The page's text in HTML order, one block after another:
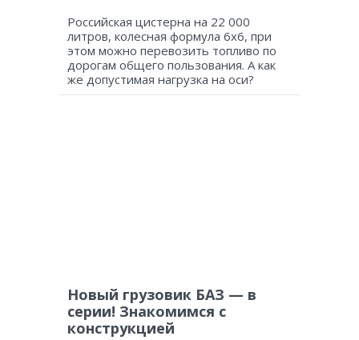
Российская цистерна на 22 000
литров, колесная формула 6х6, при
этом можно перевозить топливо по
дорогам общего пользования. А как
же допустимая нагрузка на оси?
Новый грузовик БАЗ — в
серии! Знакомимся с
конструкцией